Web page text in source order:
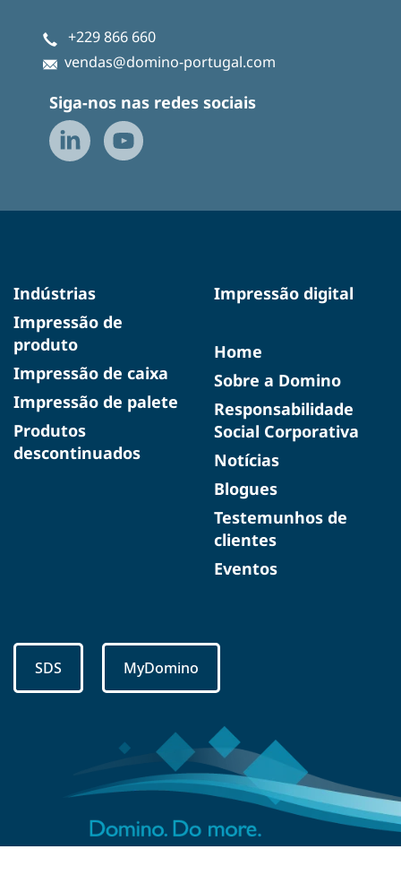
+229 866 660
vendas@domino-portugal.com
Siga-nos nas redes sociais
Indústrias
Impressão de
produto
Impressão de caixa
Impressão de palete
Produtos
descontinuados
Impressão digital
Home
Sobre a Domino
Responsabilidade
Social Corporativa
Notícias
Blogues
Testemunhos de
clientes
Eventos
SDS MyDomino